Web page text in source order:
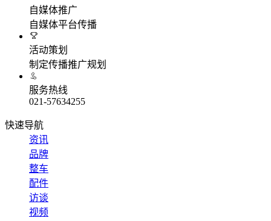
自媒体推广
自媒体平台传播
活动策划
制定传播推广规划
服务热线
021-57634255
快速导航
资讯
品牌
整车
配件
访谈
视频